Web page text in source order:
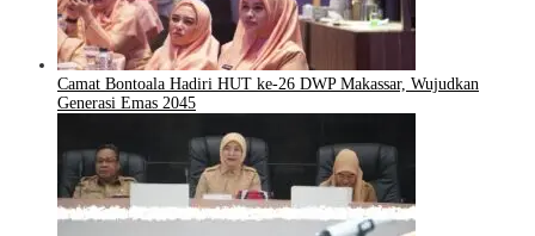
Camat Bontoala Hadiri HUT ke-26 DWP Makassar, Wujudkan
Generasi Emas 2045